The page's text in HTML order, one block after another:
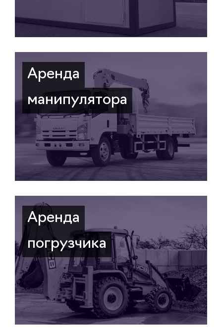
Аренда
манипулятора
Аренда
погрузчика